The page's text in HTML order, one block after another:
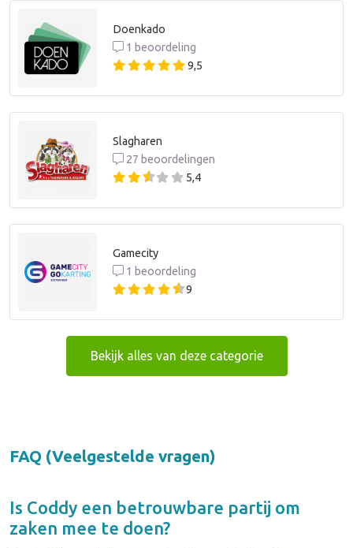
Doenkado
1 beoordeling
9,5
Slagharen
27 beoordelingen
5,4
Gamecity
1 beoordeling
9
Bekijk alles van deze categorie
FAQ (Veelgestelde vragen)
Is Coddy een betrouwbare partij om
zaken mee te doen?